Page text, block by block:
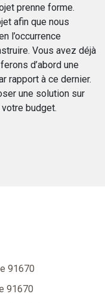
prenne forme.
afin que nous
l’occurrence
Vous avez déjà
d’abord une
rapport à ce dernier.
une solution sur
budget.
91670
91670